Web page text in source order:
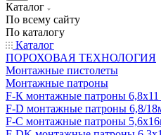
Каталог
По всему сайту
По каталогу
Каталог
ПОРОХОВАЯ ТЕХНОЛОГИЯ
Монтажные пистолеты
Монтажные патроны
F-К монтажные патроны 6,8х11
F-D монтажные патроны 6,8/
F-C монтажные патроны